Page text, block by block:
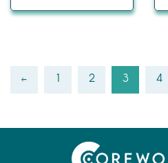
← 1 2 3 4